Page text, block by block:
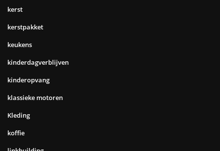
kerst
kerstpakket
keukens
kinderdagverblijven
kinderopvang
klassieke motoren
Kleding
koffie